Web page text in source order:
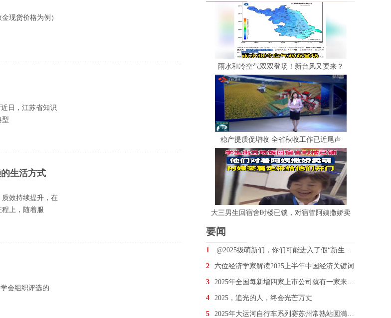
现货价格为例）
日，江苏省知识
型
生活方式
效持续提升，在
上，随着服
会组织评选的
雨水和冷空气双双登场！新台风又要来？
稳产提质促增收 全省秋收工作已近尾声
大三男生回宿舍时楼已锁，对宿管阿姨撒娇卖
要闻
1 @2025级萌新们，你们可能进入了假“新生群”！
2 六位经济学家解读2025上半年中国经济关键词
3 2025年全国每新增四家上市公司就有一家来自江苏
4 2025，追光的人，终会光芒万丈
5 2025年大运河自行车系列赛苏州常熟站圆满完赛